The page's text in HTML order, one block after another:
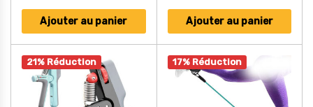
Ajouter au panier Ajouter au panier
21% Réduction 17% Réduction